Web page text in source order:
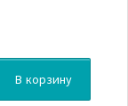
В корзину